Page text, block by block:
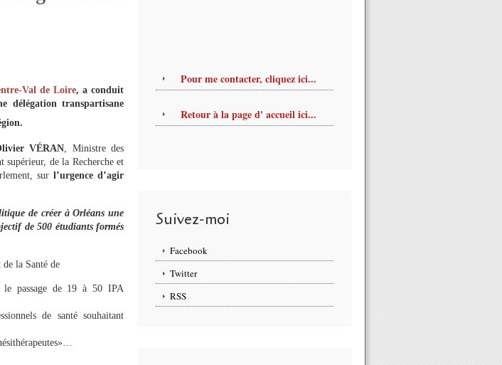
Val de Loire, a conduit
délégation transpartisane
VÉRAN, Ministre des
supérieur, de la Recherche et
sur l’urgence d’agir
de créer à Orléans une
de 500 étudiants formés
la Santé de
le passage de 19 à 50 IPA
de santé souhaitant
Pour me contacter, cliquez ici...
Retour à la page d' accueil ici...
Suivez-moi
Facebook
Twitter
RSS